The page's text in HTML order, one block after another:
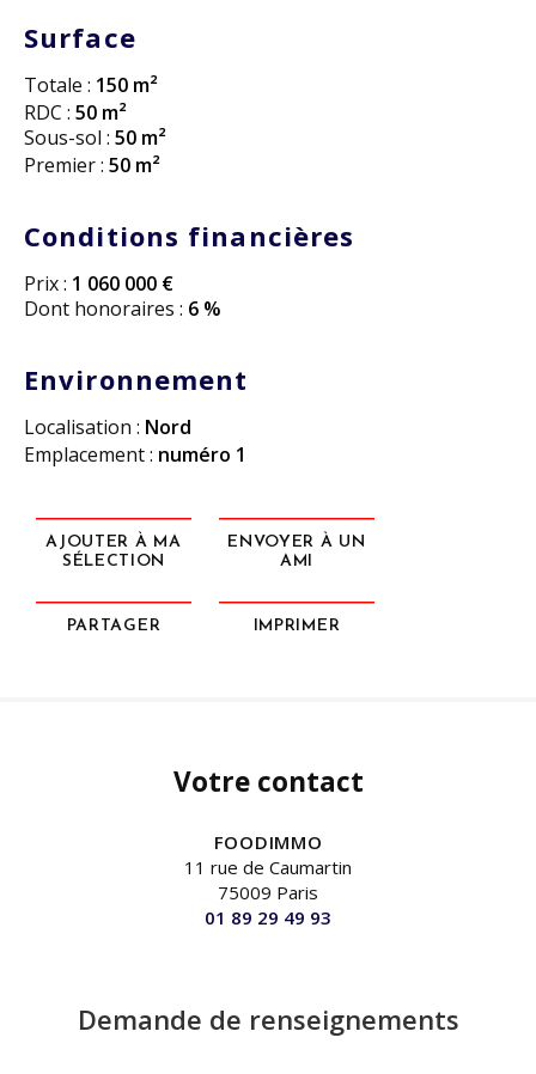
Surface
Totale : 150 m²
RDC : 50 m²
Sous-sol : 50 m²
Premier : 50 m²
Conditions financières
Prix : 1 060 000 €
Dont honoraires : 6 %
Environnement
Localisation : Nord
Emplacement : numéro 1
AJOUTER À MA
SÉLECTION
ENVOYER À UN
AMI
PARTAGER IMPRIMER
Votre contact
FOODIMMO
11 rue de Caumartin
75009 Paris
01 89 29 49 93
Demande de renseignements